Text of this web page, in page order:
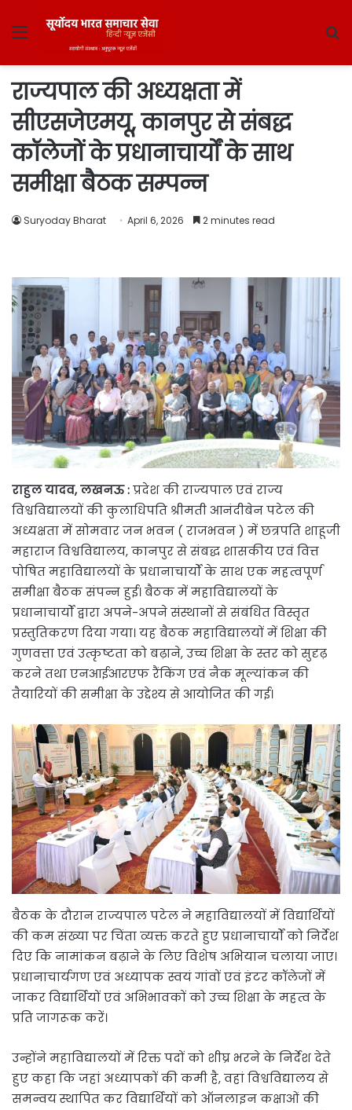
Menu
राज्यपाल की अध्यक्षता में
सीएसजेएमयू, कानपुर से संबद्ध
कॉलेजों के प्रधानाचार्यों के साथ
समीक्षा बैठक सम्पन्न
Suryoday Bharat April 6, 2026 2 minutes read
राहुल यादव, लखनऊ :प्रदेश की राज्यपाल एवं राज्य
विश्वविद्यालयों की कुलाधिपति श्रीमती आनंदीबेन पटेल की
अध्यक्षता में सोमवार जन भवन ( राजभवन ) में छत्रपति शाहूजी
महाराज विश्वविद्यालय, कानपुर से संबद्ध शासकीय एवं वित्त
पोषित महाविद्यालयों के प्रधानाचार्यों के साथ एक महत्वपूर्ण
समीक्षा बैठक संपन्न हुई। बैठक में महाविद्यालयों के
प्रधानाचार्यों द्वारा अपने-अपने संस्थानों से संबंधित विस्तृत
प्रस्तुतिकरण दिया गया। यह बैठक महाविद्यालयों में शिक्षा की
गुणवत्ता एवं उत्कृष्टता को बढ़ाने, उच्च शिक्षा के स्तर को सुदृढ़
करने तथा एनआईआरएफ रैंकिंग एवं नैक मूल्यांकन की
तैयारियों की समीक्षा के उद्देश्य से आयोजित की गई।
बैठक के दौरान राज्यपाल पटेल ने महाविद्यालयों में विद्यार्थियों
की कम संख्या पर चिंता व्यक्त करते हुए प्रधानाचार्यों को निर्देश
दिए कि नामांकन बढ़ाने के लिए विशेष अभियान चलाया जाए।
प्रधानाचार्यगण एवं अध्यापक स्वयं गांवों एवं इंटर कॉलेजों में
जाकर विद्यार्थियों एवं अभिभावकों को उच्च शिक्षा के महत्व के
प्रति जागरूक करें।
उन्होंने महाविद्यालयों में रिक्त पदों को शीघ्र भरने के निर्देश देते
हुए कहा कि जहां अध्यापकों की कमी है, वहां विश्वविद्यालय से
समन्वय स्थापित कर विद्यार्थियों को ऑनलाइन कक्षाओं की